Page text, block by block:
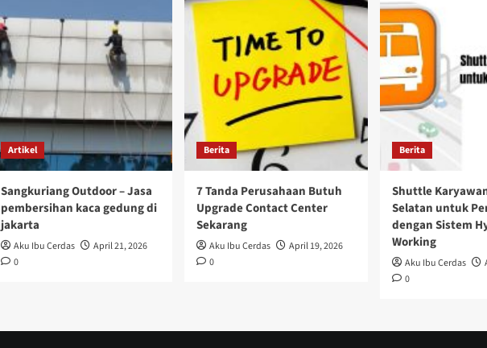
Artikel
Sangkuriang Outdoor – Jasa
pembersihan kaca gedung di
jakarta
Aku Ibu Cerdas
April 21, 2026
0
Berita
7 Tanda Perusahaan Butuh
Upgrade Contact Center
Sekarang
Aku Ibu Cerdas
April 19, 2026
0
Berita
Shuttle
Selatan untuk
dengan Sistem
Working
Aku Ibu Cerdas
0